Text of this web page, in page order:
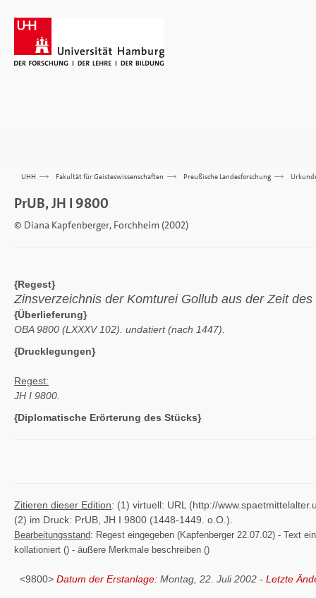
UHH >>> Fakultät für Geisteswissenschaften >>> Preußische Landesforschung >>>
PrUB, JH I 9800
© Diana Kapfenberger, Forchheim (2002)
{Regest}
Zinsverzeichnis der Komturei Gollub aus der Zeit
{Überlieferung}
OBA 9800 (LXXXV 102). undatiert (nach 1447).
{Drucklegungen}
Regest:
JH I 9800.
{Diplomatische Erörterung des Stücks}
Zitieren dieser Edition: (1) virtuell: URL (http://
(2) im Druck: PrUB, JH I 9800 (1448-1449. o.O.).
Bearbeitungsstand: Regest eingegeben (Kapfenberger 22.07.02) - Text
kollationiert () - äußere Merkmale beschreiben ()
<9800> Datum der Erstanlage: Montag, 22. Juli 2002 - Letzte